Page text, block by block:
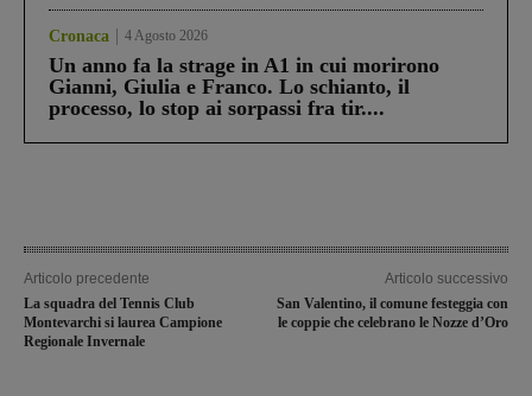
Cronaca 4 Agosto 2026
Un anno fa la strage in A1 in cui morirono
Gianni, Giulia e Franco. Lo schianto, il
processo, lo stop ai sorpassi fra tir....
Articolo precedente
La squadra del Tennis Club
Montevarchi si laurea Campione
Regionale Invernale
Articolo successivo
San Valentino, il comune festeggia con
le coppie che celebrano le Nozze d’Oro